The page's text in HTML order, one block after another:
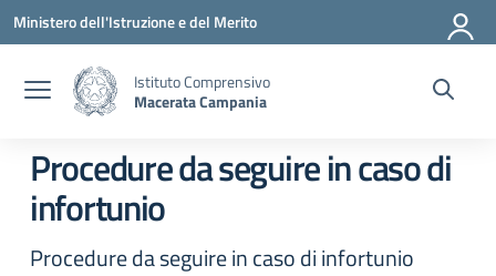
Vai ai contenuti
Vai al menu di navigazione
Vai al footer
Ministero dell'Istruzione e del Merito
Istituto Comprensivo
Macerata Campania
Procedure da seguire in caso di
infortunio
Procedure da seguire in caso di infortunio